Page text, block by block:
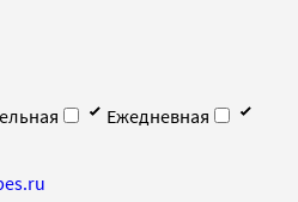
Ежедневная